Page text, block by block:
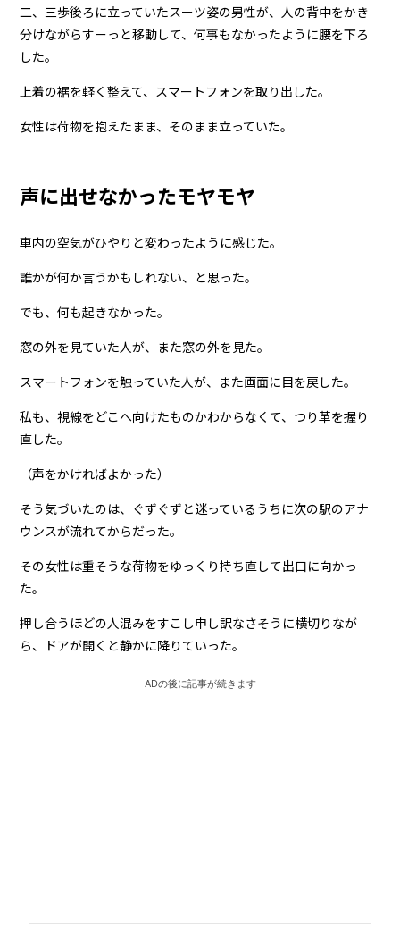
二、三歩後ろに立っていたスーツ姿の男性が、人の背中をかき
分けながらすーっと移動して、何事もなかったように腰を下ろ
した。
上着の裾を軽く整えて、スマートフォンを取り出した。
女性は荷物を抱えたまま、そのまま立っていた。
声に出せなかったモヤモヤ
車内の空気がひやりと変わったように感じた。
誰かが何か言うかもしれない、と思った。
でも、何も起きなかった。
窓の外を見ていた人が、また窓の外を見た。
スマートフォンを触っていた人が、また画面に目を戻した。
私も、視線をどこへ向けたものかわからなくて、つり革を握り
直した。
（声をかければよかった）
そう気づいたのは、ぐずぐずと迷っているうちに次の駅のアナ
ウンスが流れてからだった。
その女性は重そうな荷物をゆっくり持ち直して出口に向かっ
た。
押し合うほどの人混みをすこし申し訳なさそうに横切りなが
ら、ドアが開くと静かに降りていった。
ADの後に記事が続きます